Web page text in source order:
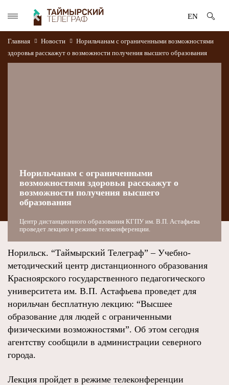
EN
Главная Новости
Норильчанам с ограниченными возможностями
здоровья расскажут о возможности получения высшего образования
Норильчанам с ограниченными
возможностями здоровья расскажут о
возможности получения высшего
образования
Центр дистанционного образования КГПУ им. В.П. Астафьева
проведет лекцию в режиме телеконференции.
Норильск. “Таймырский Телеграф” – Учебно-
методический центр дистанционного образования
Красноярского государственного педагогического
университета им. В.П. Астафьева проведет для
норильчан бесплатную лекцию: “Высшее
образование для людей с ограниченными
физическими возможностями”. Об этом сегодня
агентству сообщили в администрации северного
города.
Лекция пройдет в режиме телеконференции